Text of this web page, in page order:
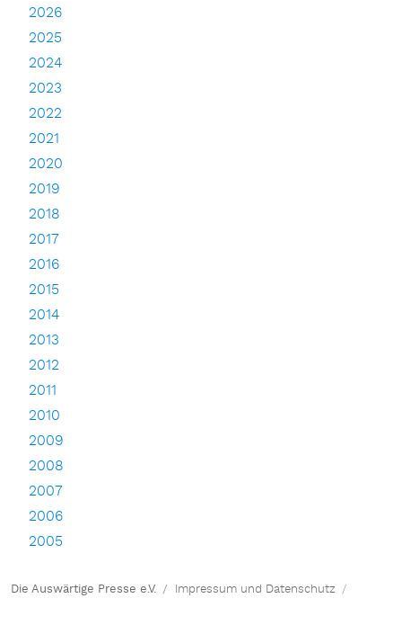
2026
2025
2024
2023
2022
2021
2020
2019
2018
2017
2016
2015
2014
2013
2012
2011
2010
2009
2008
2007
2006
2005
Die Auswärtige Presse e.V. Impressum und Datenschutz